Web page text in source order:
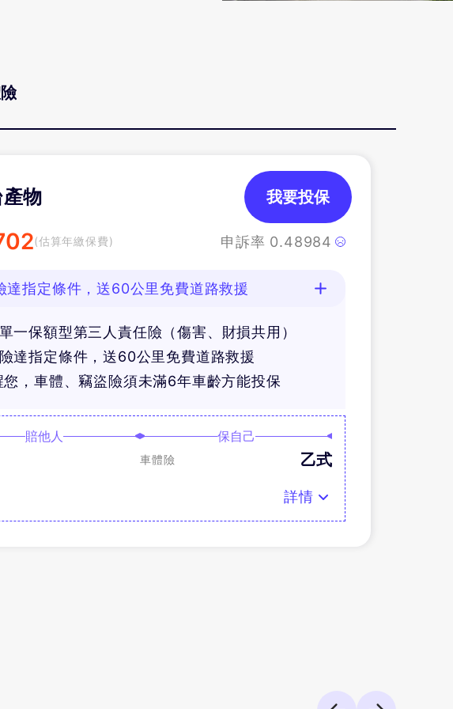
物
(估算年繳保費) 申訴率 0.48984
我要投保
達指定條件，送60公里免費道路救援
一保額型第三人責任險（傷害、財損共用）
達指定條件，送60公里免費道路救援
您，車體、竊盜險須未滿6年車齡方能投保
賠他人 保自己
車體險 乙式
詳情